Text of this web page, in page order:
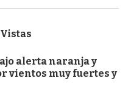
alerta naranja y
vientos muy fuertes y